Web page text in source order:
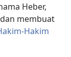
Heber,
membuat
Hakim